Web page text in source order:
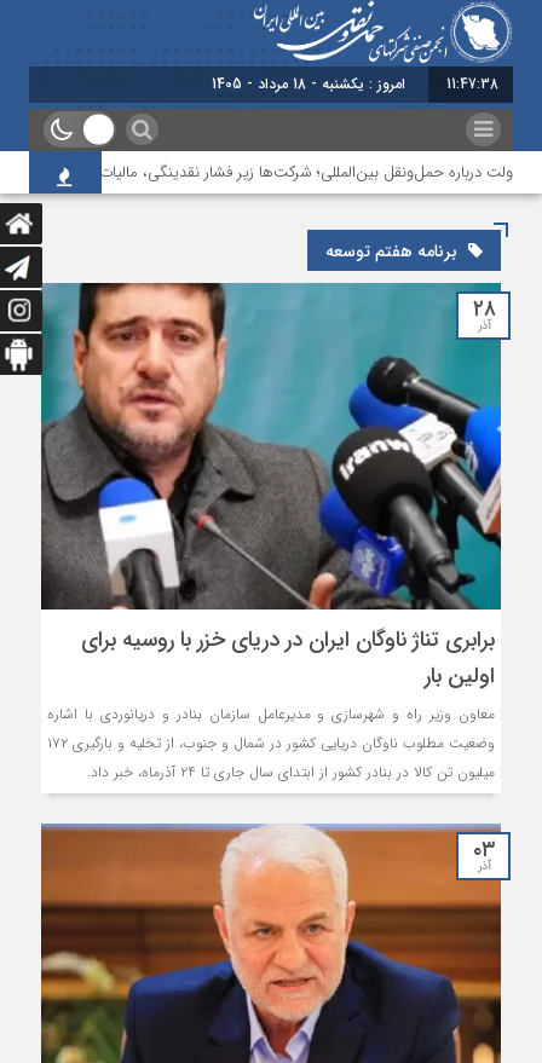
11:47:38 امروز : یکشنبه - 18 مرداد - 1405
درباره حمل‌ونقل بین‌المللی؛ شرکت‌ها زیر فشار نقدینگی، مالیات و افت عملیات
برنامه هفتم توسعه
۲۸
آذر
برابری تناژ ناوگان ایران در دریای خزر با روسیه برای
اولین بار
معاون وزیر راه و شهرسازی و مدیرعامل سازمان بنادر و دریانوردی با اشاره
وضعیت مطلوب ناوگان دریایی کشور در شمال و جنوب، از تخلیه و بارگیری ۱۷۲
میلیون تن کالا در بنادر کشور از ابتدای سال جاری تا ۲۴ آذرماه، خبر داد.
۰۳
آذر